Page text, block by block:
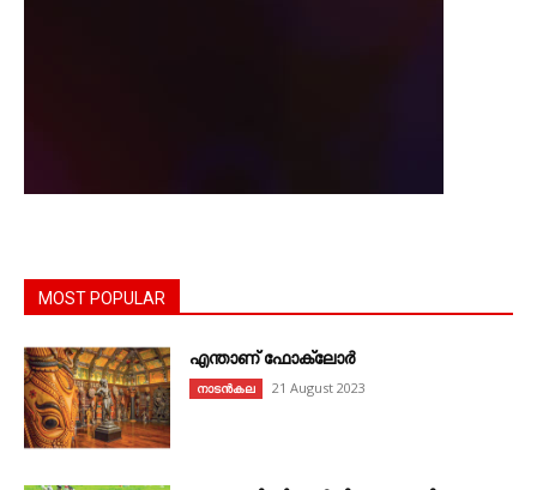
MOST POPULAR
എന്താണ്‌ ഫോക്‌ലോർ
നാടൻകല 21 August 2023